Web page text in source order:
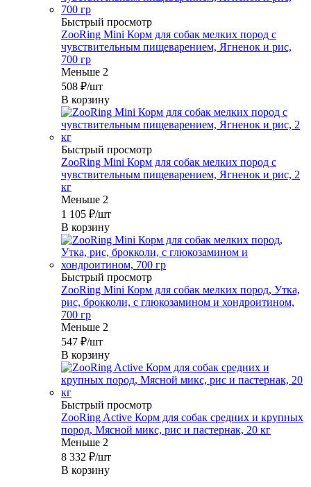
Быстрый просмотр
ZooRing Mini Корм для собак мелких пород с
чувствительным пищеварением, Ягненок и рис,
700 гр
Меньше 2
508 ₽/шт
В корзину
Быстрый просмотр
ZooRing Mini Корм для собак мелких пород с
чувствительным пищеварением, Ягненок и рис, 2
кг
Меньше 2
1 105 ₽/шт
В корзину
Быстрый просмотр
ZooRing Mini Корм для собак мелких пород, Утка,
рис, брокколи, с глюкозамином и хондроитином,
700 гр
Меньше 2
547 ₽/шт
В корзину
Быстрый просмотр
ZooRing Active Корм для собак средних и крупных
пород, Мясной микс, рис и пастернак, 20 кг
Меньше 2
8 332 ₽/шт
В корзину